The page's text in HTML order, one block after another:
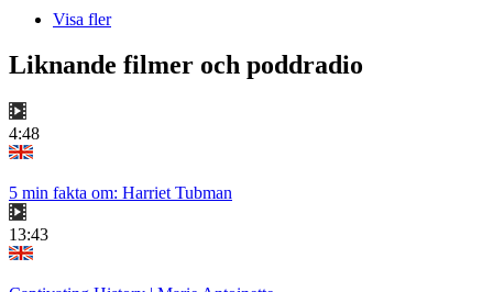
Visa fler
Liknande filmer och poddradio
4:48
5 min fakta om: Harriet Tubman
13:43